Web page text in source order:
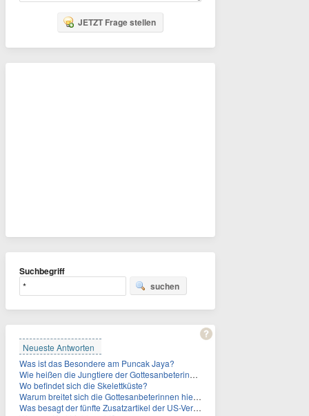
JETZT Frage stellen
Suchbegriff
suchen
Neueste Antworten
Was ist das Besondere am Puncak Jaya?
Wie heißen die Jungtiere der Gottesanbeterinnen?
Wo befindet sich die Skelettküste?
Warum breitet sich die Gottesanbeterinnen hierzulande immer weiter aus?
Was besagt der fünfte Zusatzartikel der US-Verfassung, auf den sich Fauci berief?